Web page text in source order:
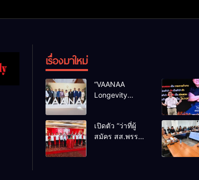
เรื่องมาใหม่
“VAANAA
Longevity
เอนต์ใหญ่สุดใน
อาเซียน
เปิดตัว “ว่าที่ผู้
สมัคร สส.พรรค